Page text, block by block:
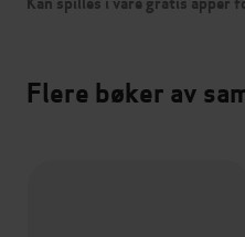
Flere bøker av